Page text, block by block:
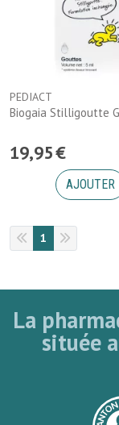
PEDIACT
Biogaia Stilligoutte
19,95€
AJOUTER
1
La
située